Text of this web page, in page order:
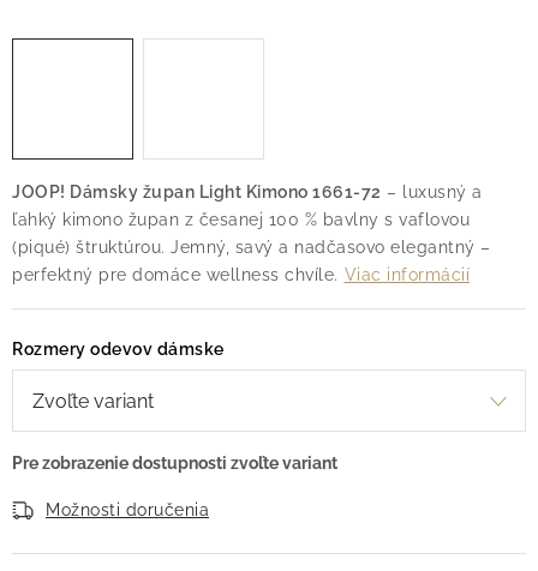
JOOP! Dámsky župan Light Kimono 1661-72 – luxusný a
ľahký kimono župan z česanej 100 % bavlny s vaflovou
(piqué) štruktúrou. Jemný, savý a nadčasovo elegantný –
perfektný pre domáce wellness chvíle. Viac informácií
Rozmery odevov dámske
Možnosti doručenia